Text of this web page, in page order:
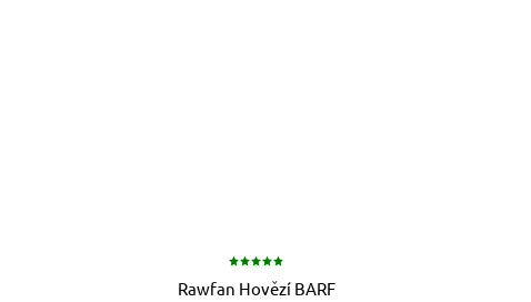
Rawfan Hovězí BARF